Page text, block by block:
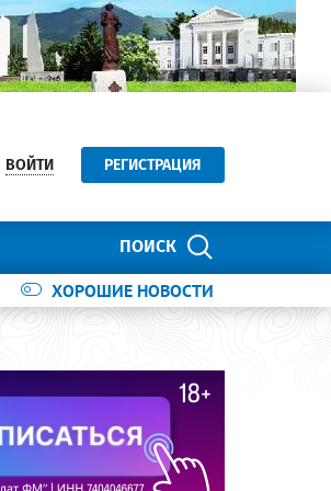
ВОЙТИ РЕГИСТРАЦИЯ
ПОИСК
ХОРОШИЕ НОВОСТИ